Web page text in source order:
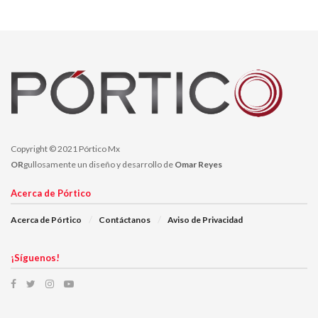
porticos
Zacatecas
Copyright © 2021 Pórtico Mx
ORgullosamente un diseño y desarrollo de Omar Reyes
Acerca de Pórtico
Acerca de Pórtico Contáctanos Aviso de Privacidad
¡Síguenos!